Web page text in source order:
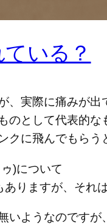
いる？
、実際に痛みが出
のとして代表的な
クに飛んでもら
)について
りますが、それ
いようなのですが、